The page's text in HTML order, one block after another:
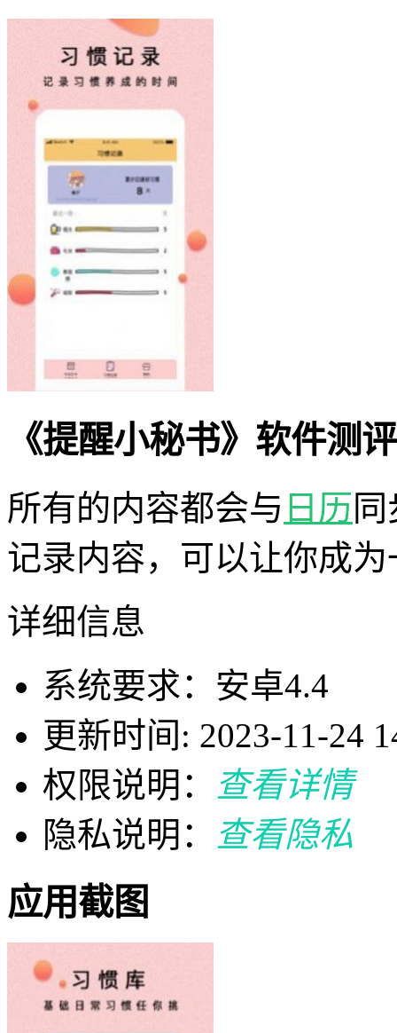
《提醒小秘书》软件测
所有的内容都会与 日历
记录内容，可以让你成
详细信息
系统要求：安卓4.4
更新时间: 2023-11-24
权限说明：
查看详情
隐私说明：
查看隐私
应用截图